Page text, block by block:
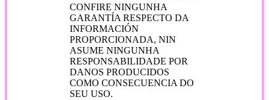
CONFIRE NINGUNHA
GARANTÍA RESPECTO DA
INFORMACIÓN
PROPORCIONADA, NIN
ASUME NINGUNHA
RESPONSABILIDADE POR
DANOS PRODUCIDOS
COMO CONSECUENCIA DO
SEU USO.